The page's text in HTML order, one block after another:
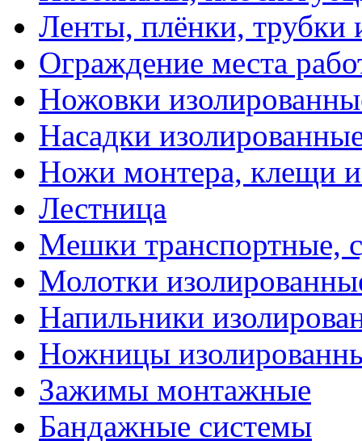
Ленты, плёнки, трубки
Ограждение места
Ножовки
Насадки
Ножи монтера, клещи
Лестница
Мешки транспортные,
Молотки
Напильники
Ножницы
Зажимы монтажные
Бандажные системы